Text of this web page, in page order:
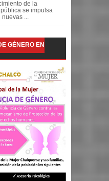
de la
se impulsa
...
GÉNERO EN